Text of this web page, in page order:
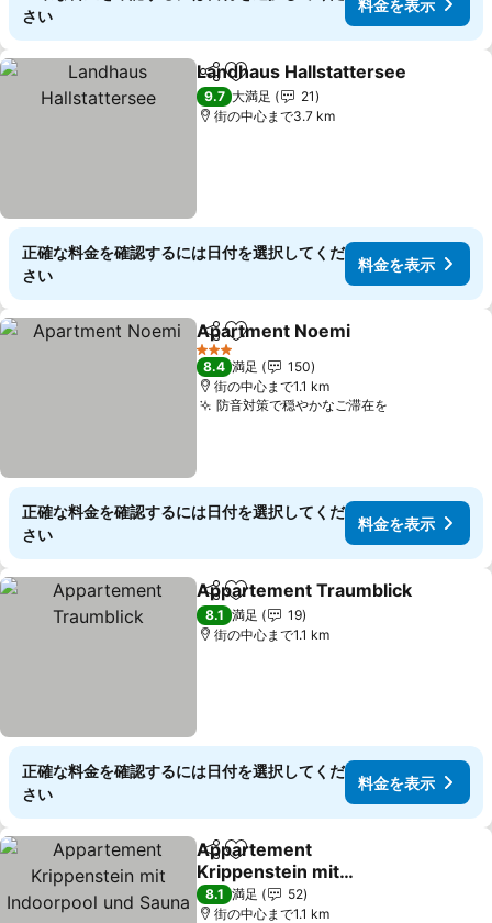
さい
料金を表示
シェアお気に入りに追加
Landhaus Hallstattersee
9.7 大満足
21
街の中心まで3.7 km
正確な料金を確認するには日付を選択してくだ
さい
料金を表示
シェアお気に入りに追加
Apartment Noemi
3 ホテルのランク
8.4 満足
150
街の中心まで1.1 km
防音対策で穏やかなご滞在を
正確な料金を確認するには日付を選択してくだ
さい
料金を表示
シェアお気に入りに追加
Appartement Traumblick
8.1 満足
19
街の中心まで1.1 km
正確な料金を確認するには日付を選択してくだ
さい
料金を表示
シェアお気に入りに追加
Appartement
Krippenstein mit
Indoorpool und Sauna
8.1 満足
52
街の中心まで1.1 km